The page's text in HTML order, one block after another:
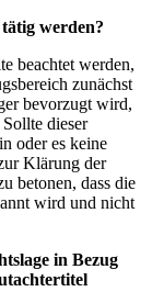
werden?
beachtet werden,
zunächst
bevorzugt wird,
dieser
oder es keine
Klärung der
betonen, dass die
wird und nicht
in Bezug